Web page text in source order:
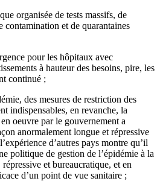
organisée de tests massifs, de
contamination et de quarantaines
pour les hôpitaux avec
à hauteur des besoins, pire, les
continué ;
des mesures de restriction des
indispensables, en revanche, la
oeuvre par le gouvernement a
anormalement longue et répressive
d’autres pays montre qu’il
politique de gestion de l’épidémie à la
et bureaucratique, et en
d’un point de vue sanitaire ;